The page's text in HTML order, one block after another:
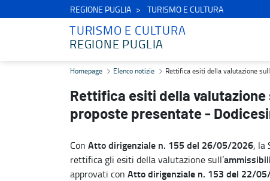
REGIONE PUGLIA TURISMO E CULTURA
TURISMO E CULTURA
REGIONE PUGLIA
Rettifica esiti della valutazione sull’ammissibilità formale delle
Homepage Elenco notizie Rettifica esiti della valutazione
Rettifica esiti della
proposte presentate -
Con Atto dirigenziale n. 155 del 26/05/2026, la
rettifica gli esiti della valutazione sull’
approvati con Atto dirigenziale n. 153 del 22/